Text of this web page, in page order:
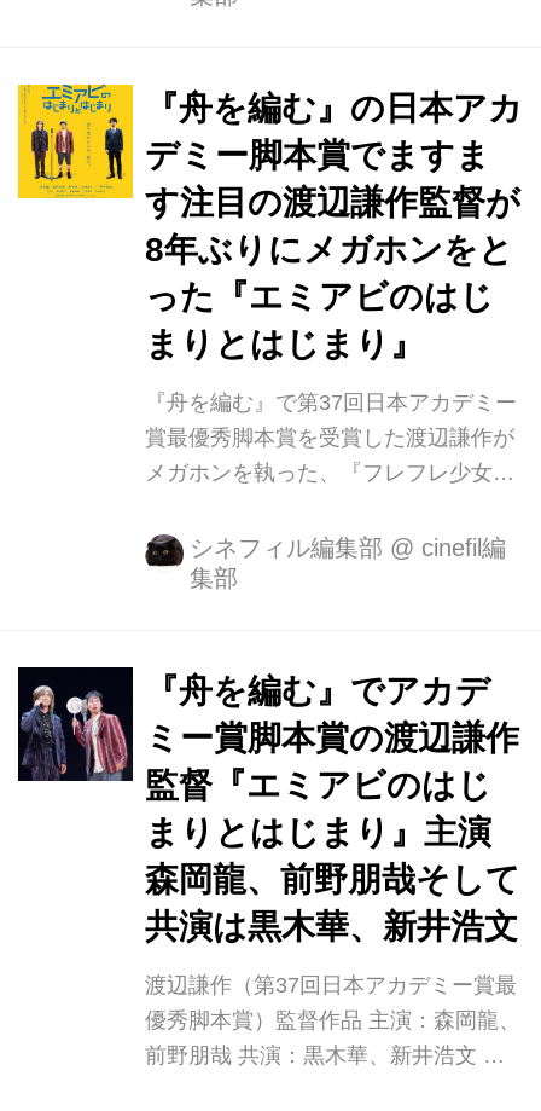
ーマン・ストーリー！ 主­演は森岡龍＆
前野朋哉！さらに黒木華、新井浩文と
いった今注目の俳優陣が集結！ 若手漫
才コンビ“エミアビ”。人気急上昇の矢
先、片割れ・海野（うんの）の突然の
事故死をきっかけに繰り広げられる、
遺された者たちの希望と再生のファン
タジック・ヒューマン・ストーリー。
『舟を編む』の日本アカ
デミー脚本賞でますま
す注目の渡辺謙作監督が
8年ぶりにメガホンをと
った『エミアビのはじ
まりとはじまり』
『舟を編む』で第37回日本アカデミー
賞最優秀脚本賞を受賞した渡辺謙作が
メガホンを執った、『フレフレ少女』
ル脚本による監督作『エミアビのはじ
まりとはじまり』が9月3日(土)よりヒ
ビ”。人気急上昇の矢先、片割れ・海野
（うんの）の突然の事故死をきっかけ
に繰り広げられる、遺された者たちの
希望と再生のファンタジック・ヒュー
マン・ストーリー。 ＴＶ「あまちゃ
ん」「６４」などの演技で注目を集め
る森岡龍が、遺された実道（じつど
う）を演じ、映画『桐島、部活やめる
躍し、6...
シネフィル編集部 @ cinefil編
集部
『舟を編む』でアカデ
ミー賞脚本賞の渡辺謙作
監督『エミアビのはじ
まりとはじまり』主演
森岡龍、前野朋哉そして
共演は黒木華、新井浩文
渡辺謙作（第37回日本アカデミー賞最
優秀脚本賞）監督作品 主演：森岡龍、
前野朋哉 共演：黒木華、新井浩文 映